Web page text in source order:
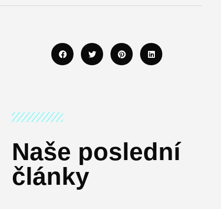
Naše poslední
články